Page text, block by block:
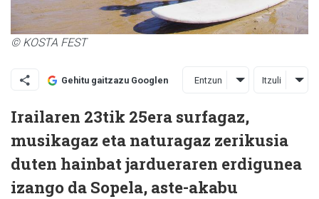
© KOSTA FEST
Gehitu gaitzazu Googlen Entzun Itzuli
Irailaren 23tik 25era surfagaz,
musikagaz eta naturagaz zerikusia
duten hainbat jardueraren erdigunea
izango da Sopela, aste-akabu